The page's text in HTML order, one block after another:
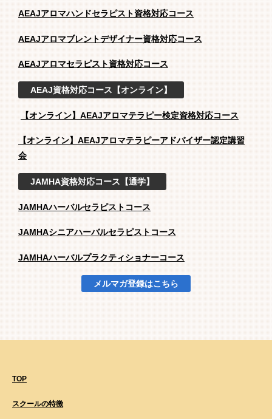
AEAJアロマハンドセラピスト資格対応コース
AEAJアロマブレントデザイナー資格対応コース
AEAJアロマセラピスト資格対応コース
AEAJ資格対応コース【オンライン】
【オンライン】AEAJアロマテラピー検定資格対応コース
【オンライン】AEAJアロマテラピーアドバイザー認定講習
会
JAMHA資格対応コース【通学】
JAMHAハーバルセラピストコース
JAMHAシニアハーバルセラピストコース
JAMHAハーバルプラクティショナーコース
メルマガ登録はこちら
TOP
スクールの特徴